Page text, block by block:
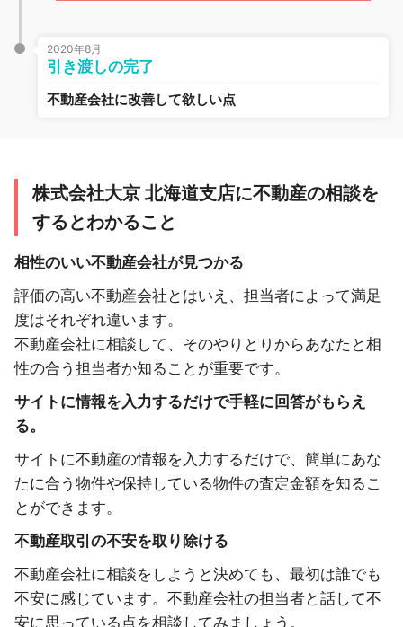
2020年8月
引き渡しの完了
不動産会社に改善して欲しい点
株式会社大京 北海道支店に不動産の相談を
するとわかること
相性のいい不動産会社が見つかる
評価の高い不動産会社とはいえ、担当者によって満足
度はそれぞれ違います。
不動産会社に相談して、そのやりとりからあなたと相
性の合う担当者か知ることが重要です。
サイトに情報を入力するだけで手軽に回答がもらえ
る。
サイトに不動産の情報を入力するだけで、簡単にあな
たに合う物件や保持している物件の査定金額を知るこ
とができます。
不動産取引の不安を取り除ける
不動産会社に相談をしようと決めても、最初は誰でも
不安に感じています。不動産会社の担当者と話して不
安に思っている点を相談してみましょう。